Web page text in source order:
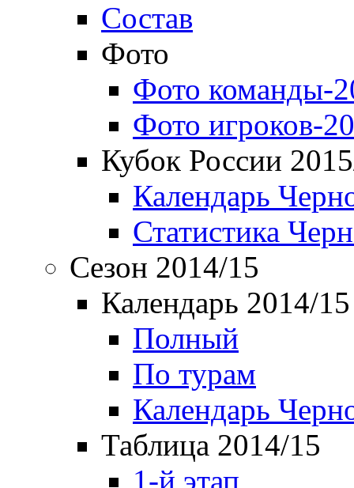
Состав
Фото
Фото команды-
Фото игроков-
Кубок России
Календарь
Статистика
Сезон 2014/15
Календарь 2014/15
Полный
По турам
Календарь
Таблица 2014/15
1-й этап